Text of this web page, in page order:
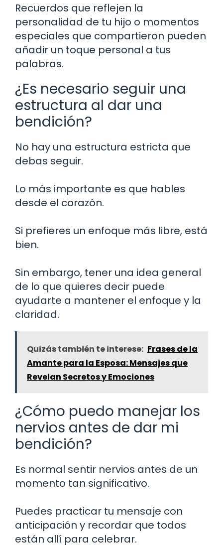
Recuerdos que reflejen la
personalidad de tu hijo o momentos
especiales que compartieron pueden
añadir un toque personal a tus
palabras.
¿Es necesario seguir una
estructura al dar una
bendición?
No hay una estructura estricta que
debas seguir.
Lo más importante es que hables
desde el corazón.
Si prefieres un enfoque más libre, está
bien.
Sin embargo, tener una idea general
de lo que quieres decir puede
ayudarte a mantener el enfoque y la
claridad.
Quizás también te interese: Frases de la
Amante para la Esposa: Mensajes que
Revelan Secretos y Emociones
¿Cómo puedo manejar los
nervios antes de dar mi
bendición?
Es normal sentir nervios antes de un
momento tan significativo.
Puedes practicar tu mensaje con
anticipación y recordar que todos
están allí para celebrar.